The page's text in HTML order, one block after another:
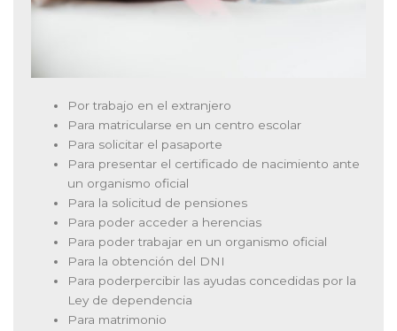
Por trabajo en el extranjero
Para matricularse en un centro escolar
Para solicitar el pasaporte
Para presentar el certificado de nacimiento ante
un organismo oficial
Para la solicitud de pensiones
Para poder acceder a herencias
Para poder trabajar en un organismo oficial
Para la obtención del DNI
Para poderpercibir las ayudas concedidas por la
Ley de dependencia
Para matrimonio